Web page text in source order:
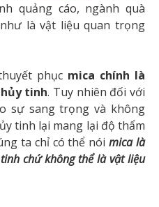
quảng cáo, ngành quà
là vật liệu quan trọng
phục mica chính là
tinh. Tuy nhiên đối với
sự sang trọng và không
tinh lại mang lại độ thẩm
ta chỉ có thể nóimica là
chứ không thể là vật liệu